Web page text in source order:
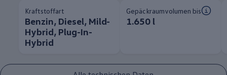
Kraftstoffart
Benzin, Diesel, Mild-
Hybrid, Plug-In-
Hybrid
Gepäckraumvolumen bis
1.650 l